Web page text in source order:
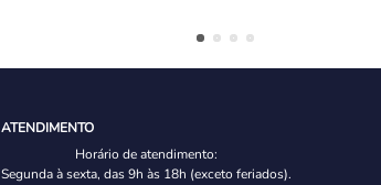
ATENDIMENTO
Horário de atendimento:
Segunda à sexta, das 9h às 18h (exceto feriados).